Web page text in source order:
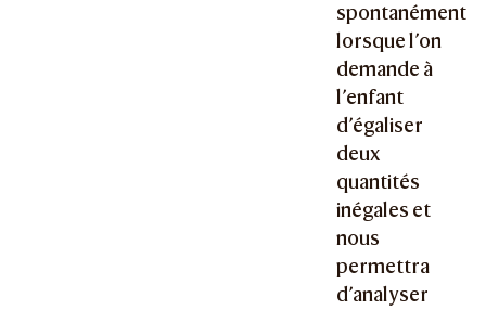
spontanément
lorsque l’on
demande à
l’enfant
d’égaliser
deux
quantités
inégales et
nous
permettra
d’analyser